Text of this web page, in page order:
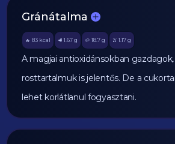
Gránátalma
🔥 83 kcal 🥩 1.67g 🥔 18.7 g 🫒 1.17g
A magjai antioxidánsokban gazdagok,
rosttartalmuk is jelentős. De a
lehet korlátlanul fogyasztani.